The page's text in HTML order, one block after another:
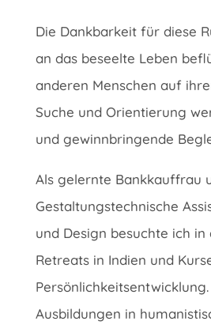
Die Dankbarkeit für diese
an das beseelte Leben
anderen Menschen auf
Suche und Orientierung
und gewinnbringende
Als gelernte Bankkauffrau
Gestaltungstechnische
und Design besuchte ich
Retreats in Indien und
Ausbildungen in